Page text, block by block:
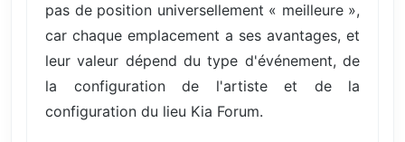
pas de position universellement « meilleure »,
car chaque emplacement a ses avantages, et
leur valeur dépend du type d'événement, de
la configuration de l'artiste et de la
configuration du lieu Kia Forum.